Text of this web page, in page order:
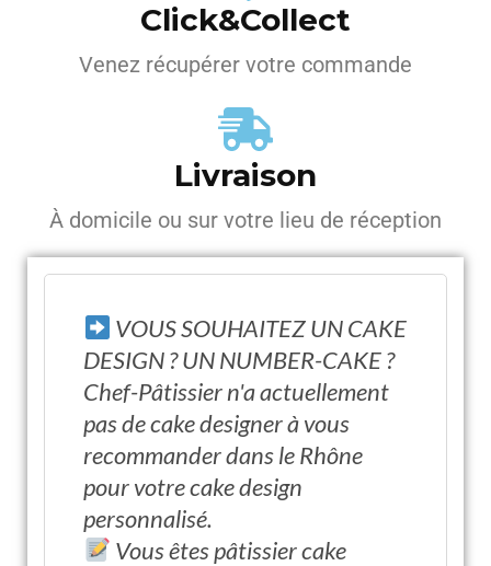
Click&Collect
Venez récupérer votre commande
Livraison
À domicile ou sur votre lieu de réception
VOUS SOUHAITEZ UN CAKE
DESIGN ? UN NUMBER-CAKE ?
Chef-Pâtissier n'a actuellement
pas de cake designer à vous
recommander dans le Rhône
pour votre cake design
personnalisé.
Vous êtes pâtissier cake